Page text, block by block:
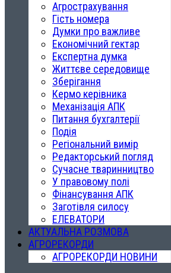
Агрострахування
Гість номера
Думки про важливе
Економічний гектар
Експертна думка
Життєве середовище
Зберігання
Кермо керівника
Механізація АПК
Питання бухгалтерії
Подія
Регіональний вимір
Редакторський погляд
Сучасне тваринництво
У правовому полі
Фінансування АПК
Заготівля силосу
ЕЛЕВАТОРИ
АКТУАЛЬНА РОЗМОВА
АГРОРЕКОРДИ
АГРОРЕКОРДИ НОВИНИ